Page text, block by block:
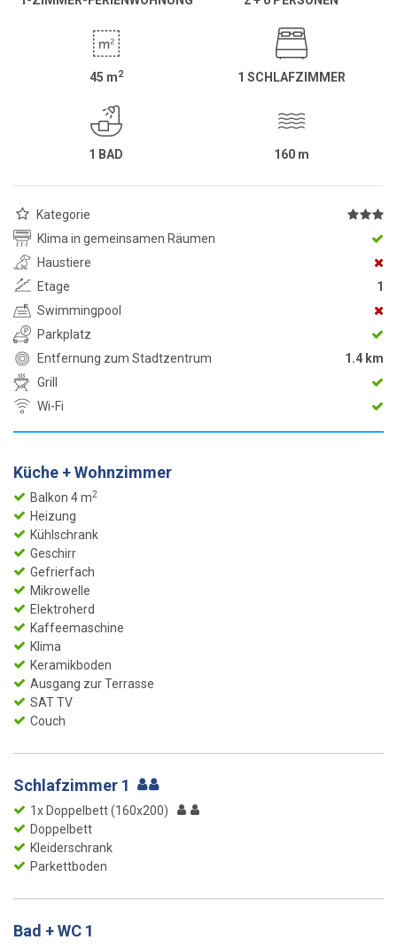
45 m2 1 SCHLAFZIMMER
1 BAD 160 m
Kategorie
Klima in gemeinsamen Räumen
Haustiere
Etage
1
Swimmingpool
Parkplatz
Entfernung zum Stadtzentrum
1.4 km
Grill
Wi-Fi
Küche + Wohnzimmer
Balkon 4 m2
Heizung
Kühlschrank
Geschirr
Gefrierfach
Mikrowelle
Elektroherd
Kaffeemaschine
Klima
Keramikboden
Ausgang zur Terrasse
SAT TV
Couch
Schlafzimmer 1
1x Doppelbett (160x200)
Doppelbett
Kleiderschrank
Parkettboden
Bad + WC 1